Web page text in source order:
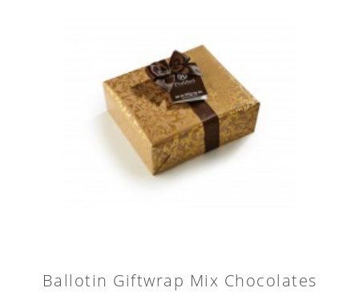
Ballotin Giftwrap Mix Chocolates